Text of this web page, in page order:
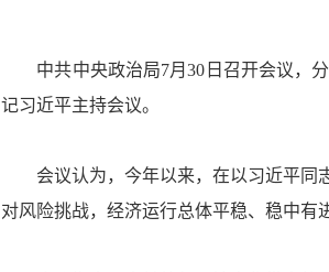
中共中央政治局7月30日召开会议，分
记习近平主持会议。
会议认为，今年以来，在以习近平同志
对风险挑战，经济运行总体平稳、稳中